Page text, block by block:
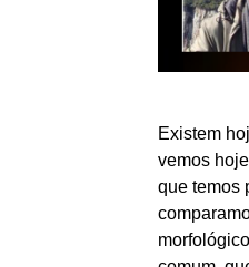
Existem
vemos
que temos